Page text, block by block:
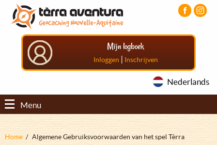
Overslaan
naar
Aller
menu
principal
Aller
pied
Mijn logboek
Inloggen | Inschrijven
Nederlands
Menu
Kruimelpad
Home
Algemene Gebruiksvoorwaarden van het spel Tèrra